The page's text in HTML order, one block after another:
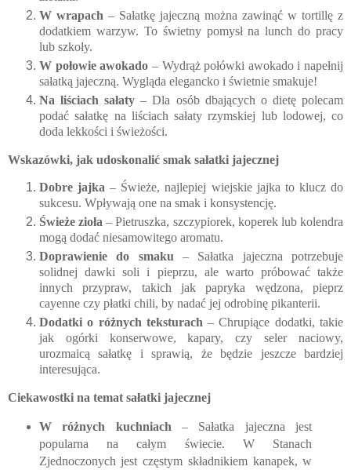
W wrapach – Sałatkę jajeczną można zawinąć w tortillę z
dodatkiem warzyw. To świetny pomysł na lunch do pracy
lub szkoły.
W połowie awokado – Wydrąż połówki awokado i napełnij
sałatką jajeczną. Wygląda elegancko i świetnie smakuje!
Na liściach sałaty – Dla osób dbających o dietę polecam
podać sałatkę na liściach sałaty rzymskiej lub lodowej, co
doda lekkości i świeżości.
Wskazówki, jak udoskonalić smak sałatki jajecznej
Dobre jajka – Świeże, najlepiej wiejskie jajka to klucz do
sukcesu. Wpływają one na smak i konsystencję.
Świeże zioła – Pietruszka, szczypiorek, koperek lub kolendra
mogą dodać niesamowitego aromatu.
Doprawienie do smaku – Sałatka jajeczna potrzebuje
solidnej dawki soli i pieprzu, ale warto próbować także
innych przypraw, takich jak papryka wędzona, pieprz
cayenne czy płatki chili, by nadać jej odrobinę pikanterii.
Dodatki o różnych teksturach – Chrupiące dodatki, takie
jak ogórki konserwowe, kapary, czy seler naciowy,
urozmaicą sałatkę i sprawią, że będzie jeszcze bardziej
interesująca.
Ciekawostki na temat sałatki jajecznej
W różnych kuchniach – Sałatka jajeczna jest
popularna na całym świecie. W Stanach
Zjednoczonych jest częstym składnikiem kanapek, w